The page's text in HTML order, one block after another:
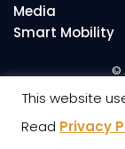
Media
Smart Mobility
©
This website
Read Privacy